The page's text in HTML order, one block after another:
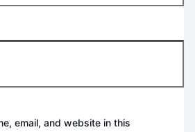
email, and website in this